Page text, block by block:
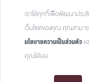
Tel:
เราใช้คุกกี้เพื่อพัฒนาประ
เว็บไซต์ของคุณ คุณสามา
นโยบายความเป็นส่วนตัว
คุณได้เอง